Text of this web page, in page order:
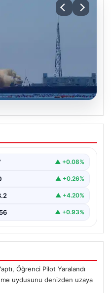
fırlattı
▲ +0.08%
▲ +0.26%
▲ +4.20%
▲ +0.93%
Öğrenci Pilot Yaralandı
uydusunu denizden uzaya